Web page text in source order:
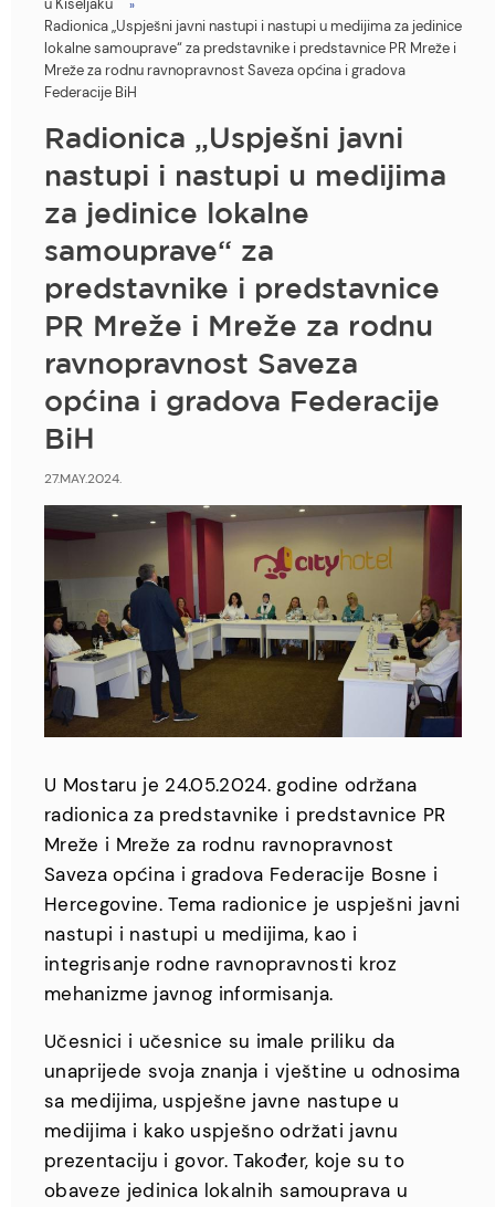
are
here
u Kiseljaku
Radionica „Uspješni javni nastupi i nastupi u medijima za jedinice
lokalne samouprave“ za predstavnike i predstavnice PR Mreže i
Mreže za rodnu ravnopravnost Saveza općina i gradova
Federacije BiH
Radionica „Uspješni javni
nastupi i nastupi u medijima
za jedinice lokalne
samouprave“ za
predstavnike i predstavnice
PR Mreže i Mreže za rodnu
ravnopravnost Saveza
općina i gradova Federacije
BiH
27.MAY.2024.
U Mostaru je 24.05.2024. godine održana
radionica za predstavnike i predstavnice PR
Mreže i Mreže za rodnu ravnopravnost
Saveza općina i gradova Federacije Bosne i
Hercegovine. Tema radionice je uspješni javni
nastupi i nastupi u medijima, kao i
integrisanje rodne ravnopravnosti kroz
mehanizme javnog informisanja.
Učesnici i učesnice su imale priliku da
unaprijede svoja znanja i vještine u odnosima
sa medijima, uspješne javne nastupe u
medijima i kako uspješno održati javnu
prezentaciju i govor. Također, koje su to
obaveze jedinica lokalnih samouprava u